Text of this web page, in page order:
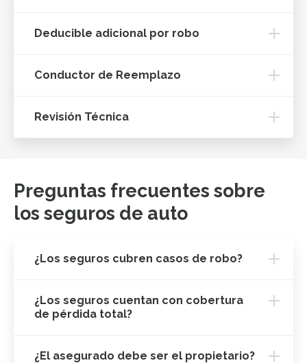
Deducible adicional por robo
Conductor de Reemplazo
Revisión Técnica
Preguntas frecuentes sobre
los seguros de auto
¿Los seguros cubren casos de robo?
¿Los seguros cuentan con cobertura
de pérdida total?
¿El asegurado debe ser el propietario?